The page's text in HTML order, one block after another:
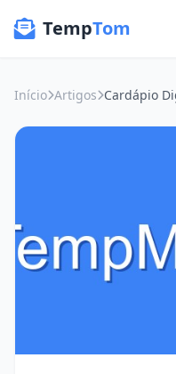
TempTom
Início Artigos